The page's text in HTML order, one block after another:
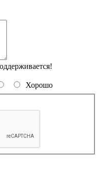
Хорошо